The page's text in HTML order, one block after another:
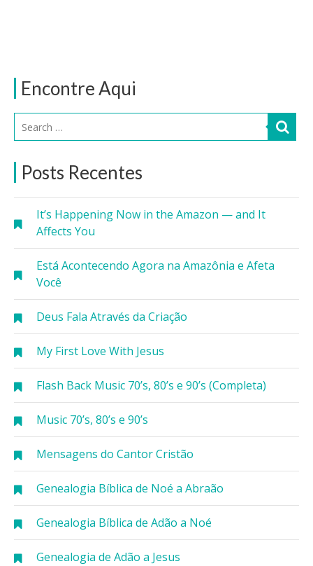
Encontre Aqui
Posts Recentes
It’s Happening Now in the Amazon — and It
Affects You
Está Acontecendo Agora na Amazônia e Afeta
Você
Deus Fala Através da Criação
My First Love With Jesus
Flash Back Music 70’s, 80’s e 90’s (Completa)
Music 70’s, 80’s e 90’s
Mensagens do Cantor Cristão
Genealogia Bíblica de Noé a Abraão
Genealogia Bíblica de Adão a Noé
Genealogia de Adão a Jesus